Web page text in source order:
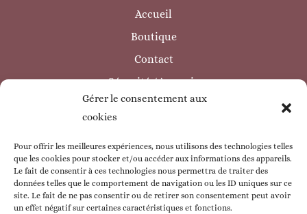
Gérer le consentement aux
cookies
Pour offrir les meilleures expériences, nous utilisons des technologies telles
que les cookies pour stocker et/ou accéder aux informations des appareils.
Le fait de consentir à ces technologies nous permettra de traiter des
données telles que le comportement de navigation ou les ID uniques sur ce
site. Le fait de ne pas consentir ou de retirer son consentement peut avoir
un effet négatif sur certaines caractéristiques et fonctions.
Accueil
Boutique
Contact
Sécurité / à savoir
INFORMATIONS LÉGALES
Mentions légales
Politique de confidentialité
Politique de cookie
CGV